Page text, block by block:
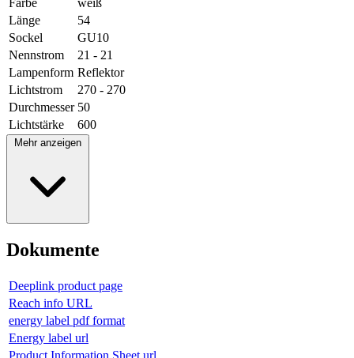
Länge
54
Sockel
GU10
Nennstrom
21 - 21
Lampenform Reflektor
Lichtstrom
270 - 270
Durchmesser 50
Lichtstärke
600
Mehr anzeigen
Dokumente
Deeplink product page
Reach info URL
energy label pdf format
Energy label url
Product Information Sheet url